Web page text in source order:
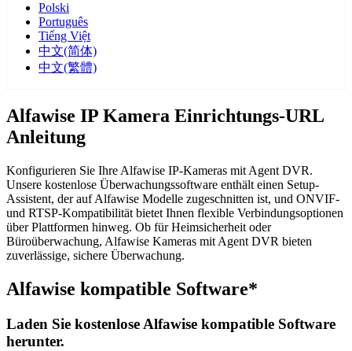
Polski
Português
Tiếng Việt
中文(简体)
中文(繁體)
Alfawise IP Kamera Einrichtungs-URL
Anleitung
Konfigurieren Sie Ihre Alfawise IP-Kameras mit Agent DVR.
Unsere kostenlose Überwachungssoftware enthält einen Setup-
Assistent, der auf Alfawise Modelle zugeschnitten ist, und ONVIF-
und RTSP-Kompatibilität bietet Ihnen flexible Verbindungsoptionen
über Plattformen hinweg. Ob für Heimsicherheit oder
Büroüberwachung, Alfawise Kameras mit Agent DVR bieten
zuverlässige, sichere Überwachung.
Alfawise kompatible Software*
Laden Sie kostenlose Alfawise kompatible Software
herunter.